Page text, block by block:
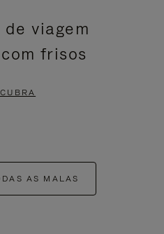
viagem
frisos
AS MALAS